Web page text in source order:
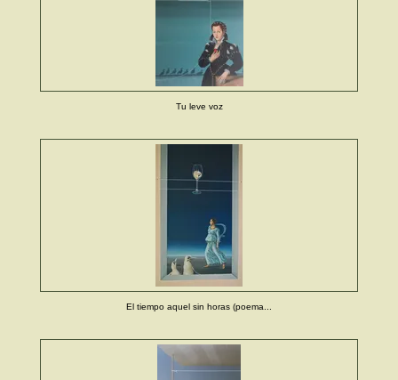
Tu leve voz
El tiempo aquel sin horas (poema...